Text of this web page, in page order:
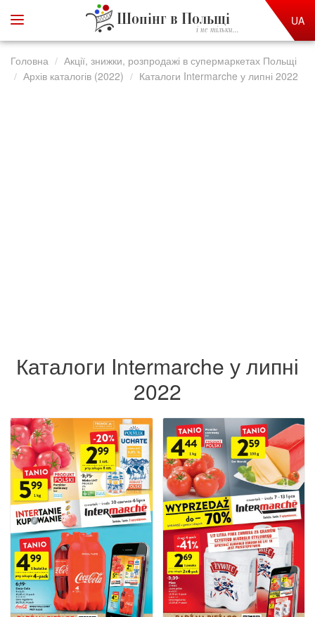
Шопінг в Польщі
і не тільки...
UA
Головна
Акції, знижки, розпродажі в супермаркетах Польщі
Архів каталогів (2022)
Каталоги Intermarche у липні 2022
Каталоги Intermarche у липні
2022